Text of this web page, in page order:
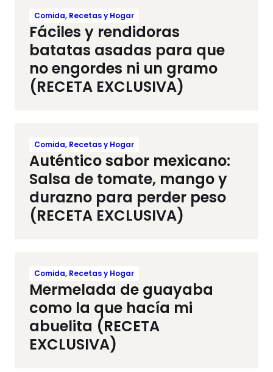
Comida, Recetas y Hogar
Fáciles y rendidoras
batatas asadas para que
no engordes ni un gramo
(RECETA EXCLUSIVA)
Comida, Recetas y Hogar
Auténtico sabor mexicano:
Salsa de tomate, mango y
durazno para perder peso
(RECETA EXCLUSIVA)
Comida, Recetas y Hogar
Mermelada de guayaba
como la que hacía mi
abuelita (RECETA
EXCLUSIVA)